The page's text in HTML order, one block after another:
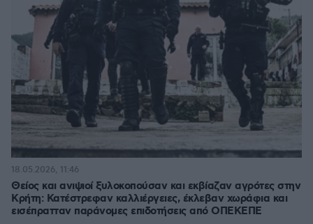
Θείος και ανιψιοί ξυλοκοπούσαν και εκβίαζαν αγρότες στην
Κρήτη: Κατέστρεφαν καλλιέργειες, έκλεβαν χωράφια και
εισέπρατταν παράνομες επιδοτήσεις από ΟΠΕΚΕΠΕ
18.05.2026, 11:46